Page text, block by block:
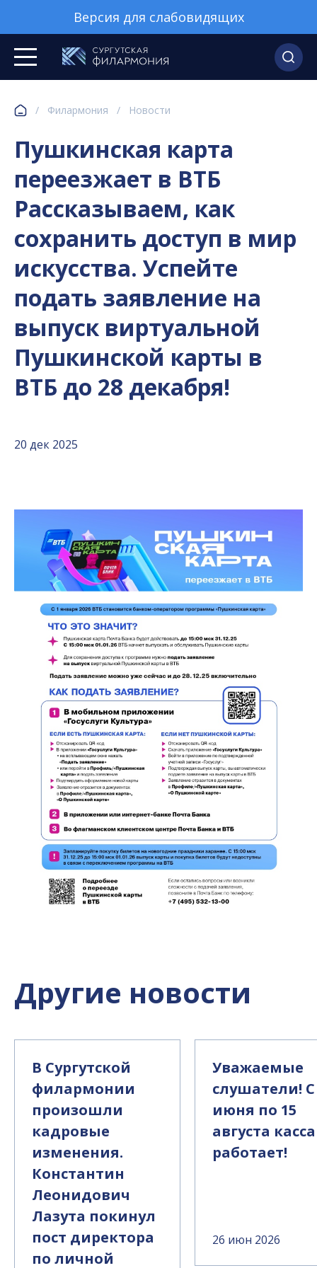
Версия для слабовидящих
/ Филармония / Новости
Пушкинская карта
переезжает в ВТБ
Рассказываем, как
сохранить доступ в мир
искусства. Успейте
подать заявление на
выпуск виртуальной
Пушкинской карты в
ВТБ до 28 декабря!
20 дек 2025
Другие новости
В Сургутской
филармонии
произошли
кадровые
изменения.
Константин
Леонидович
Лазута покинул
пост директора
по личной
Уважаемые
слушатели! С
июня по 15
августа
работает!
26 июн 2026